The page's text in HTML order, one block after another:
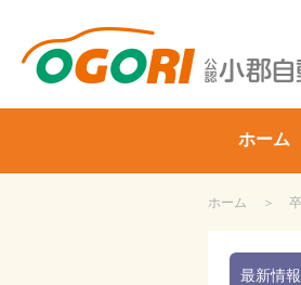
ホーム
ホーム
最新情報